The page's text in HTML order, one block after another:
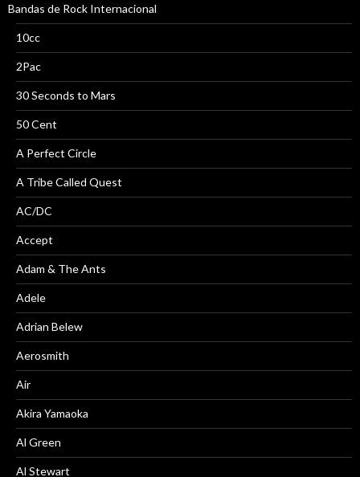
Bandas de Rock Internacional
10cc
2Pac
30 Seconds to Mars
50 Cent
A Perfect Circle
A Tribe Called Quest
AC/DC
Accept
Adam & The Ants
Adele
Adrian Belew
Aerosmith
Air
Akira Yamaoka
Al Green
Al Stewart